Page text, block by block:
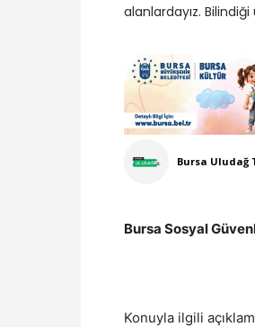
alanlardayız.
Bursa Uludağ
Bursa Sosyal
Konuyla ilgili